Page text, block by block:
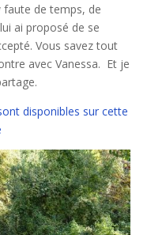
faute de temps, de
ai proposé de se
Vous savez tout
avec Vanessa. Et je
disponibles sur cette